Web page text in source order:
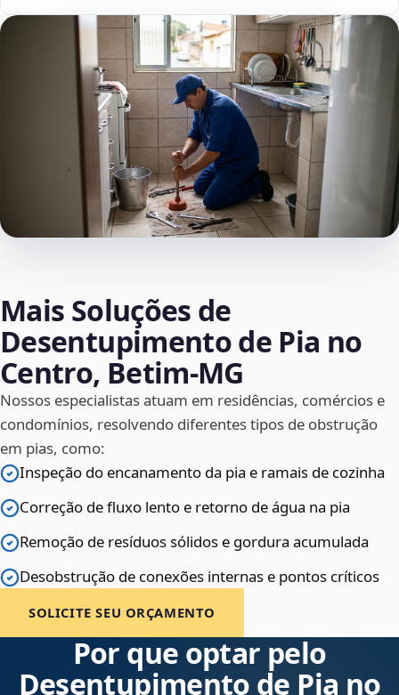
Mais Soluções de
Desentupimento de Pia no
Centro, Betim‑MG
Nossos especialistas atuam em residências, comércios e
condomínios, resolvendo diferentes tipos de obstrução
em pias, como:
Inspeção do encanamento da pia e ramais de cozinha
Correção de fluxo lento e retorno de água na pia
Remoção de resíduos sólidos e gordura acumulada
Desobstrução de conexões internas e pontos críticos
SOLICITE SEU ORÇAMENTO
Por que optar pelo
Desentupimento de Pia no